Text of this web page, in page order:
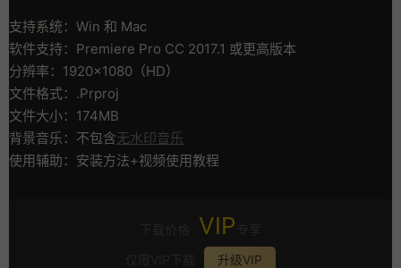
支持系统：Win 和 Mac
软件支持：Premiere Pro CC 2017.1 或更高版本
分辨率：1920×1080（HD）
文件格式：.Prproj
文件大小：174MB
背景音乐：不包含无水印音乐
使用辅助：安装方法+视频使用教程
VIP
升级VIP